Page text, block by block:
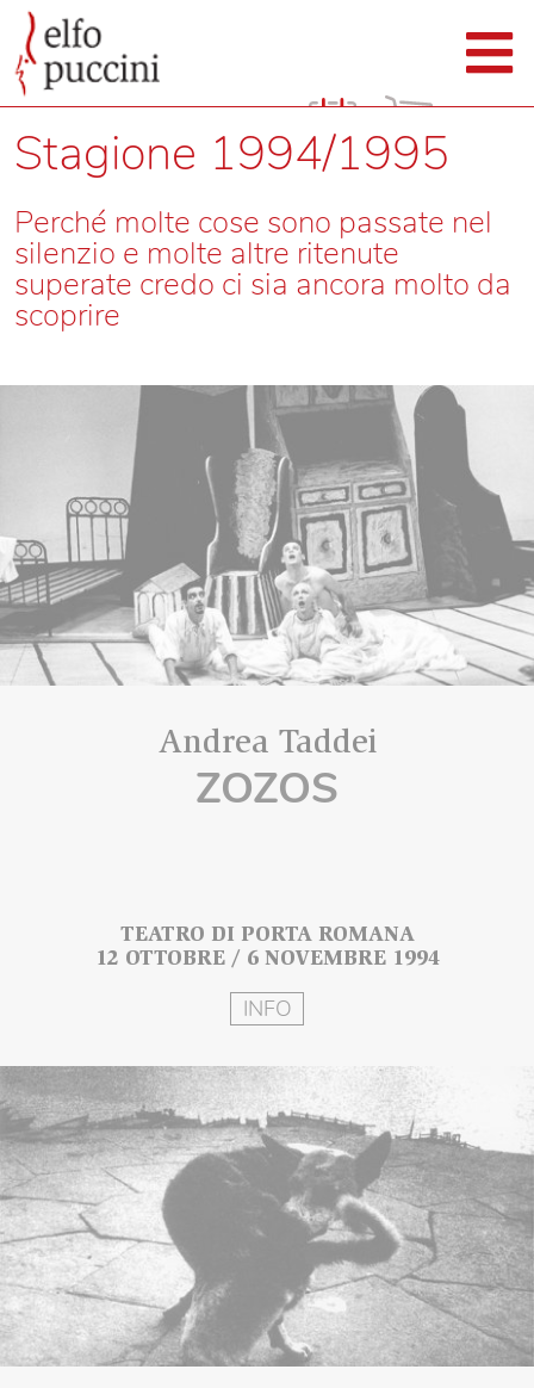
Stagione 1994/1995
Perché molte cose sono passate nel
silenzio e molte altre ritenute
superate credo ci sia ancora molto da
scoprire
Andrea Taddei
ZOZOS
TEATRO DI PORTA ROMANA
12 OTTOBRE / 6 NOVEMBRE 1994
INFO